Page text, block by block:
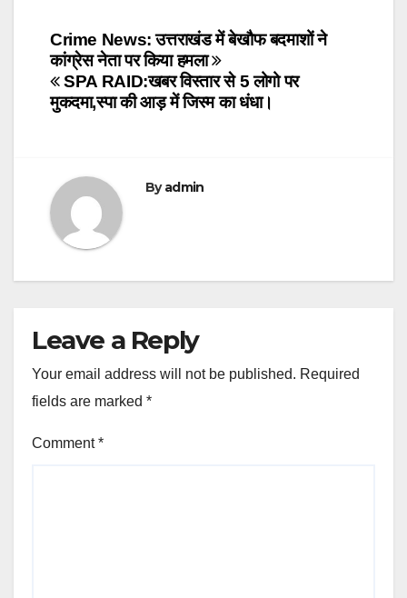
Post
navigation
Crime News: उत्तराखंड में बेखौफ बदमाशों ने
कांग्रेस नेता पर किया हमला
SPA RAID:खबर विस्तार से 5 लोगो पर
मुकदमा,स्पा की आड़ में जिस्म का धंधा।
Byadmin
Leave a Reply
Your email address will not be published. Required
fields are marked *
Comment*